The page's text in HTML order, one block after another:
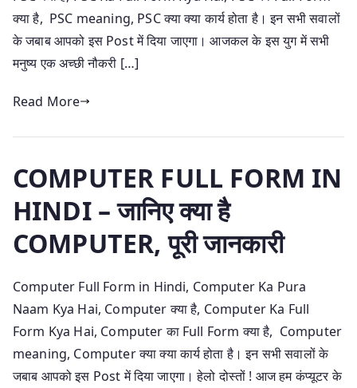
क्या है, PSC meaning, PSC क्या क्या कार्य होता है। इन सभी सवालों
के जबाब आपको इस Post में दिया जाएगा। आजकल के इस युग में सभी
मनुष्य एक अच्छी नौकरी […]
Read More
COMPUTER FULL FORM IN
HINDI – जानिए क्या है
COMPUTER, पूरी जानकारी
Computer Full Form in Hindi, Computer Ka Pura
Naam Kya Hai, Computer क्या है, Computer Ka Full
Form Kya Hai, Computer का Full Form क्या है, Computer
meaning, Computer क्या क्या कार्य होता है। इन सभी सवालों के
जबाब आपको इस Post में दिया जाएगा। हेलो दोस्तों ! आज हम कंप्यूटर के